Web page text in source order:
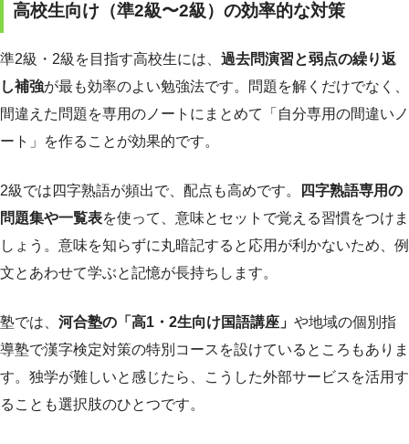
高校生向け（準2級〜2級）の効率的な対策
準2級・2級を目指す高校生には、 過去問演習と弱点の繰り返
し補強が最も効率のよい勉強法です。問題を解くだけでなく、
間違えた問題を専用のノートにまとめて「自分専用の間違いノ
ート」を作ることが効果的です。
2級では四字熟語が頻出で、配点も高めです。
四字熟語専用の
問題集や一覧表を使って、意味とセットで覚える習慣をつけま
しょう。意味を知らずに丸暗記すると応用が利かないため、例
文とあわせて学ぶと記憶が長持ちします。
塾では、 河合塾の「高1・2生向け国語講座」 や地域の個別指
導塾で漢字検定対策の特別コースを設けているところもありま
す。独学が難しいと感じたら、こうした外部サービスを活用す
ることも選択肢のひとつです。